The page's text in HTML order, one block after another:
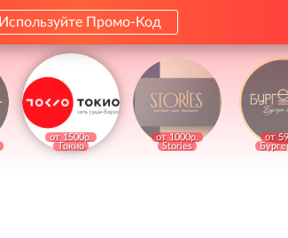
Используйте Промо-Код
от 1500р.
Токио
от 1000р.
Stories
от